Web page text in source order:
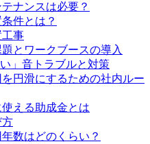
ナンスは必要？
件とは？
工事
とワークブースの導入
」音トラブルと対策
円滑にするための社内ルー
える助成金とは
方
数はどのくらい？